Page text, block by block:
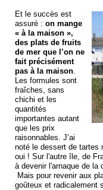
Et le succès est
assuré : on mange
« à la maison »,
des plats de fruits
de mer que l’on ne
fait précisément
pas à la maison.
Les formules sont
fraîches, sans
chichi et les
quantités
importantes autant
que les prix
raisonnables. J’ai
noté le dessert de tartes
oui ! Sur l'autre île, de
à devenir l'arnaque de la
Mais pour revenir aux
goûteux et radicalement